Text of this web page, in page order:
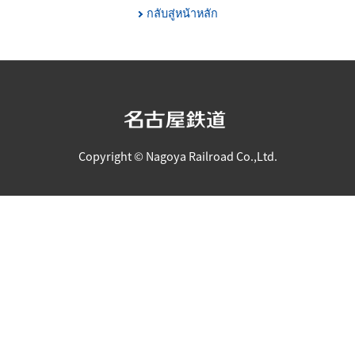
กลับสู่หน้าหลัก
Copyright © Nagoya Railroad Co.,Ltd.